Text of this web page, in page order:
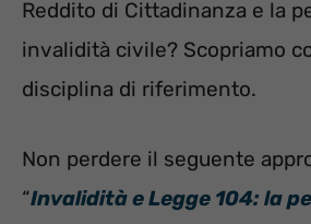
Reddito di Cittadinanza e la
invalidità civile? Scopriamo
disciplina di riferimento.
Non perdere il seguente
“Invalidità e Legge 104: la